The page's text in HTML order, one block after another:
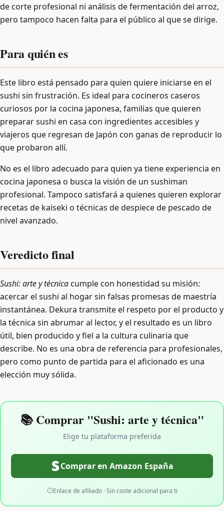
de corte profesional ni análisis de fermentación del arroz,
pero tampoco hacen falta para el público al que se dirige.
Para quién es
Este libro está pensado para quien quiere iniciarse en el
sushi sin frustración. Es ideal para cocineros caseros
curiosos por la cocina japonesa, familias que quieren
preparar sushi en casa con ingredientes accesibles y
viajeros que regresan de Japón con ganas de reproducir lo
que probaron allí.
No es el libro adecuado para quien ya tiene experiencia en
cocina japonesa o busca la visión de un sushiman
profesional. Tampoco satisfará a quienes quieren explorar
recetas de kaiseki o técnicas de despiece de pescado de
nivel avanzado.
Veredicto final
Sushi: arte y técnicacumple con honestidad su misión:
acercar el sushi al hogar sin falsas promesas de maestría
instantánea. Dekura transmite el respeto por el producto y
la técnica sin abrumar al lector, y el resultado es un libro
útil, bien producido y fiel a la cultura culinaria que
describe. No es una obra de referencia para profesionales,
pero como punto de partida para el aficionado es una
elección muy sólida.
📚 Comprar "Sushi: arte y técnica"
Elige tu plataforma preferida
Comprar en Amazon España
Enlace de afiliado · Sin coste adicional para ti